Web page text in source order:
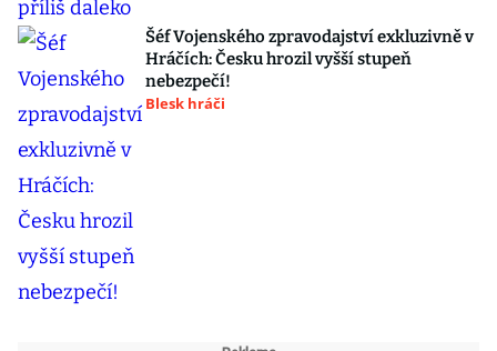
Šéf Vojenského zpravodajství exkluzivně v
Hráčích: Česku hrozil vyšší stupeň
nebezpečí!
Blesk hráči